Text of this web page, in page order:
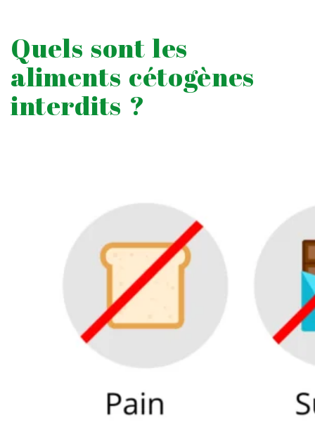
Quels sont les
aliments cétogènes
interdits ?